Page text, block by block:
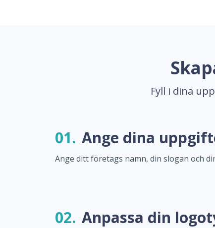
Fyll i dina
01. Ange dina
Ange ditt företags namn, din slogan och
02. Anpassa din